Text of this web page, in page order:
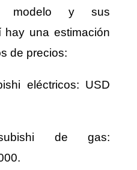
modelo y sus
hay una estimación
de precios:
eléctricos: USD
de gas: